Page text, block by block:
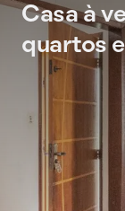
Casa à
quartos